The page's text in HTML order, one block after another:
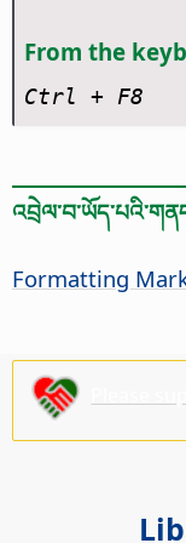
From the
Ctrl + F8
Formatting